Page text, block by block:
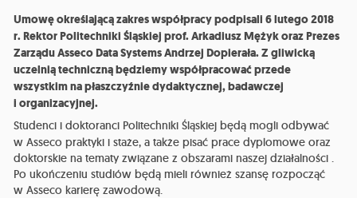
Umowę określającą zakres współpracy podpisali 6 lutego 2018
r. Rektor Politechniki Śląskiej prof. Arkadiusz Mężyk oraz Prezes
Zarządu Asseco Data Systems Andrzej Dopierała. Z gliwicką
uczelnią techniczną będziemy współpracować przede
wszystkim na płaszczyźnie dydaktycznej, badawczej
i organizacyjnej.
Studenci i doktoranci Politechniki Śląskiej będą mogli odbywać
w Asseco praktyki i staże, a także pisać prace dyplomowe oraz
doktorskie na tematy związane z obszarami naszej działalności .
Po ukończeniu studiów będą mieli również szansę rozpocząć
w Asseco karierę zawodową.